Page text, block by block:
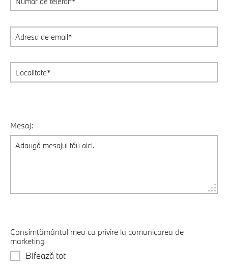
Mesaj:
Consimțământul meu cu privire la comunicarea de
marketing
Bifează tot